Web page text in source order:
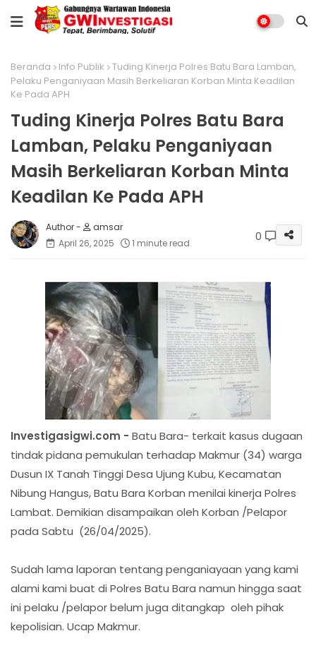
Beranda Info Publik
Tuding Kinerja Polres Batu Bara Lamban,
Pelaku Penganiyaan Masih Berkeliaran Korban Minta Keadilan
Ke Pada APH
Tuding Kinerja Polres Batu Bara
Lamban, Pelaku Penganiyaan
Masih Berkeliaran Korban Minta
Keadilan Ke Pada APH
amsar
April 26, 2025
1 minute read 0
Investigasigwi.com - Batu Bara- terkait kasus dugaan
tindak pidana pemukulan terhadap Makmur (34) warga
Dusun IX Tanah Tinggi Desa Ujung Kubu, Kecamatan
Nibung Hangus, Batu Bara Korban menilai kinerja Polres
Lambat. Demikian disampaikan oleh Korban /Pelapor
pada Sabtu (26/04/2025).
Sudah lama laporan tentang penganiayaan yang kami
alami kami buat di Polres Batu Bara namun hingga saat
ini pelaku /pelapor belum juga ditangkap oleh pihak
kepolisian. Ucap Makmur.